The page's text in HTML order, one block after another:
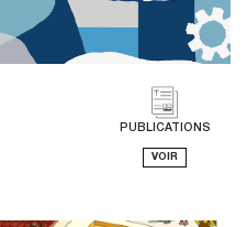
PUBLICATIONS
VOIR